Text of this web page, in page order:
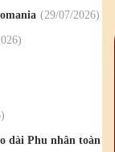
29/07/2026
dài Phu nhân toàn